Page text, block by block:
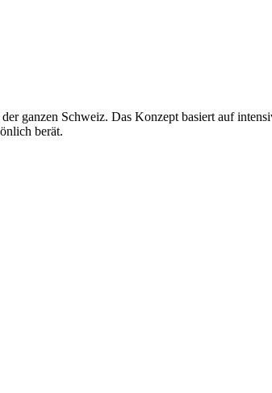
ganzen Schweiz. Das Konzept basiert auf
berät.